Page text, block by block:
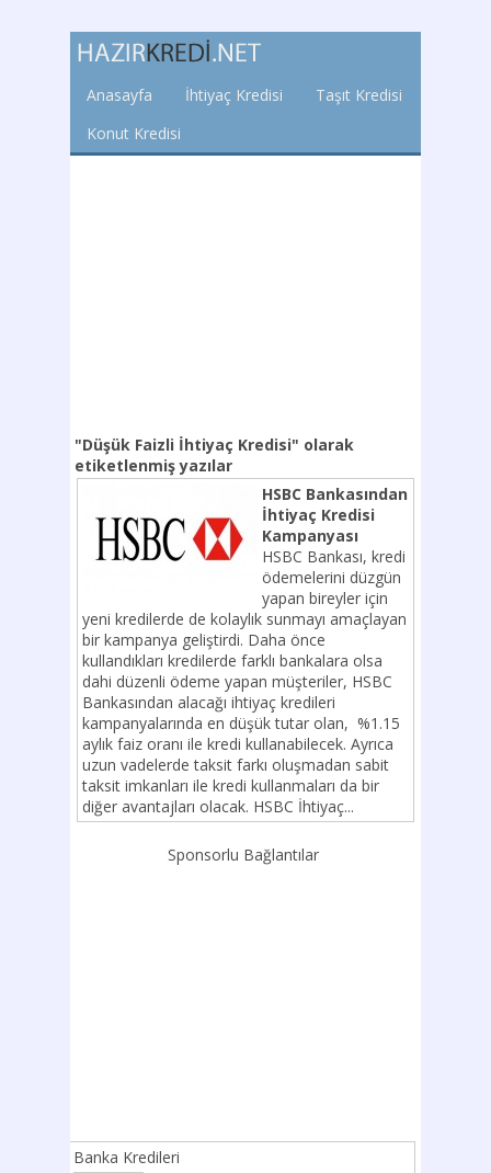
Anasayfa İhtiyaç Kredisi
Taşıt Kredisi
Konut Kredisi
"Düşük Faizli İhtiyaç Kredisi" olarak
etiketlenmiş yazılar
HSBC Bankasından
İhtiyaç Kredisi
Kampanyası
HSBC Bankası, kredi
ödemelerini düzgün
yapan bireyler için
yeni kredilerde de kolaylık sunmayı amaçlayan
bir kampanya geliştirdi. Daha önce
kullandıkları kredilerde farklı bankalara olsa
dahi düzenli ödeme yapan müşteriler, HSBC
Bankasından alacağı ihtiyaç kredileri
kampanyalarında en düşük tutar olan, %1.15
aylık faiz oranı ile kredi kullanabilecek. Ayrıca
uzun vadelerde taksit farkı oluşmadan sabit
taksit imkanları ile kredi kullanmaları da bir
diğer avantajları olacak. HSBC İhtiyaç...
Sponsorlu Bağlantılar
Banka Kredileri